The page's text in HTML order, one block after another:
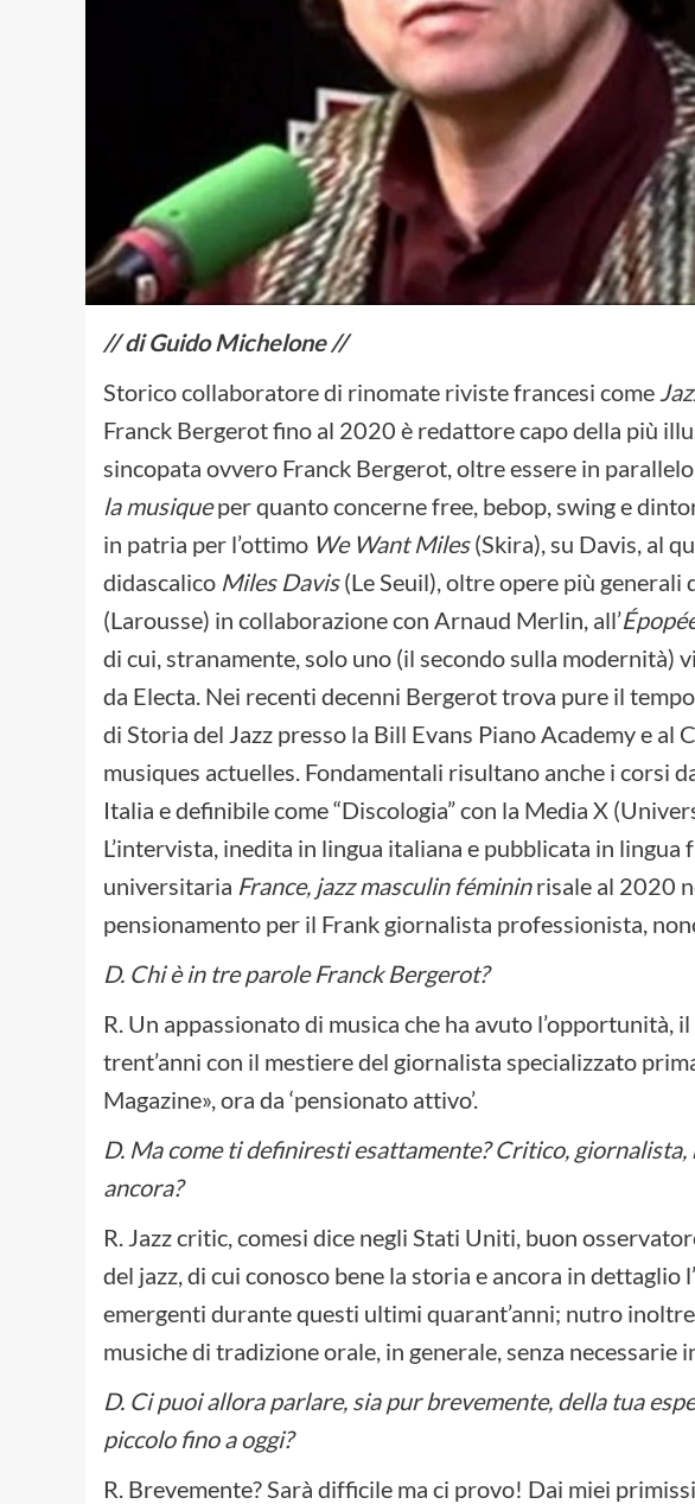
// di Guido Michelone //
Storico collaboratore di rinomate riviste francesi come
Franck Bergerot fino al 2020 è redattore capo della più
sincopata ovvero Franck Bergerot, oltre essere in
la musiqueper quanto concerne free, bebop, swing e
in patria per l’ottimo We Want Miles(Skira), su Davis, al
didascalico Miles Davis(Le Seuil), oltre opere più generali
(Larousse) in collaborazione con Arnaud Merlin, all’
di cui, stranamente, solo uno (il secondo sulla modernità)
da Electa. Nei recenti decenni Bergerot trova pure il
di Storia del Jazz presso la Bill Evans Piano Academye al
musiques actuelles. Fondamentali risultano anche i corsi
Italia e definibile come “Discologia” con la Media X
L’intervista, inedita in lingua italiana e pubblicata in lingua
universitaria France, jazz masculin fémininrisale al 2020
pensionamento per il Frank giornalista professionista,
D. Chi è in tre parole Franck Bergerot?
R. Un appassionato di musica che ha avuto l’opportunità,
trent’anni con il mestiere del giornalista specializzato
Magazine», ora da ‘pensionato attivo’.
D. Ma come ti definiresti esattamente? Critico,
ancora?
R. Jazz critic, comesi dice negli Stati Uniti, buon
del jazz, di cui conosco bene la storia e ancora in dettaglio
emergenti durante questi ultimi quarant’anni; nutro
musiche di tradizione orale, in generale, senza necessarie
D. Ci puoi allora parlare, sia pur brevemente, della tua
piccolo fino a oggi?
R. Brevemente? Sarà difficile ma ci provo! Dai miei